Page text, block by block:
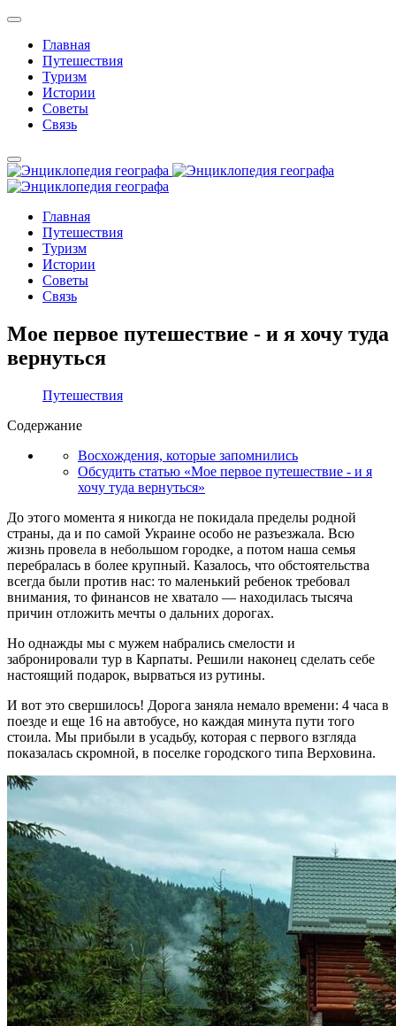
Главная
Путешествия
Туризм
Истории
Советы
Связь
Главная
Путешествия
Туризм
Истории
Советы
Связь
Мое первое путешествие - и я хочу туда
вернуться
Путешествия
Содержание
Восхождения, которые запомнились
Обсудить статью «Мое первое путешествие - и я
хочу туда вернуться»
До этого момента я никогда не покидала пределы родной
страны, да и по самой Украине особо не разъезжала. Всю
жизнь провела в небольшом городке, а потом наша семья
перебралась в более крупный. Казалось, что обстоятельства
всегда были против нас: то маленький ребенок требовал
внимания, то финансов не хватало — находилась тысяча
причин отложить мечты о дальних дорогах.
Но однажды мы с мужем набрались смелости и
забронировали тур в Карпаты. Решили наконец сделать себе
настоящий подарок, вырваться из рутины.
И вот это свершилось! Дорога заняла немало времени: 4 часа в
поезде и еще 16 на автобусе, но каждая минута пути того
стоила. Мы прибыли в усадьбу, которая с первого взгляда
показалась скромной, в поселке городского типа Верховина.